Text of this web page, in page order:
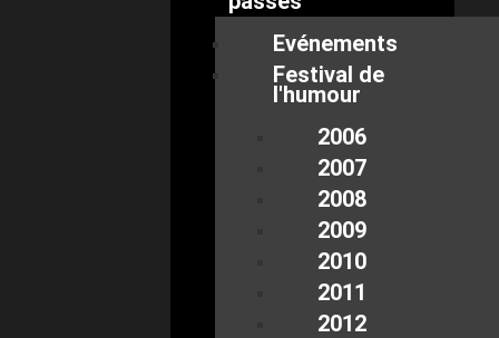
Evénements
Festival de
l'humour
2006
2007
2008
2009
2010
2011
2012